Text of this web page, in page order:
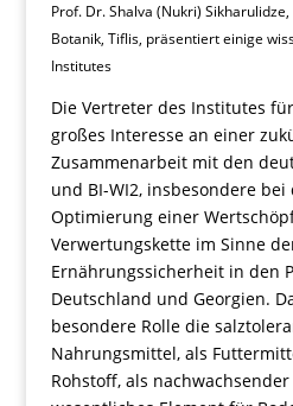
Prof. Dr. Shalva (Nukri)
Botanik, Tiflis, präsentiert einige
Institutes
Die Vertreter des Institutes
großes Interesse an einer
Zusammenarbeit mit den
und BI-WI2, insbesondere
Optimierung einer
Verwertungskette im Sinne
Ernährungssicherheit in den
Deutschland und Georgien.
besondere Rolle die
Nahrungsmittel, als
Rohstoff, als